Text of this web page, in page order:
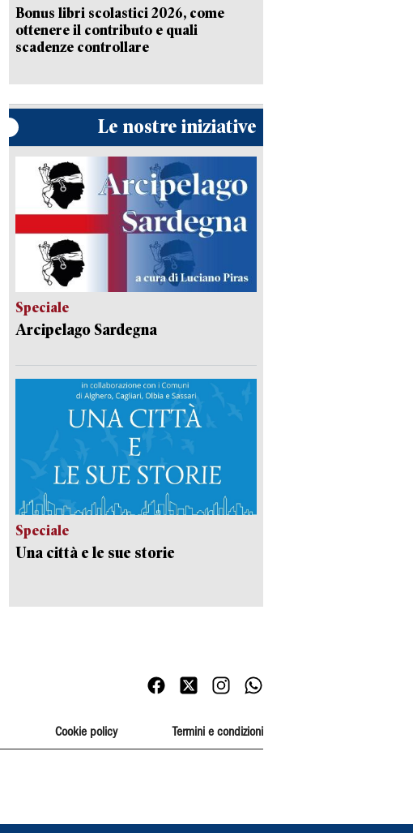
Bonus libri scolastici 2026, come
ottenere il contributo e quali
scadenze controllare
Le nostre iniziative
Speciale
Arcipelago Sardegna
Speciale
Una città e le sue storie
Cookie policy Termini e condizioni